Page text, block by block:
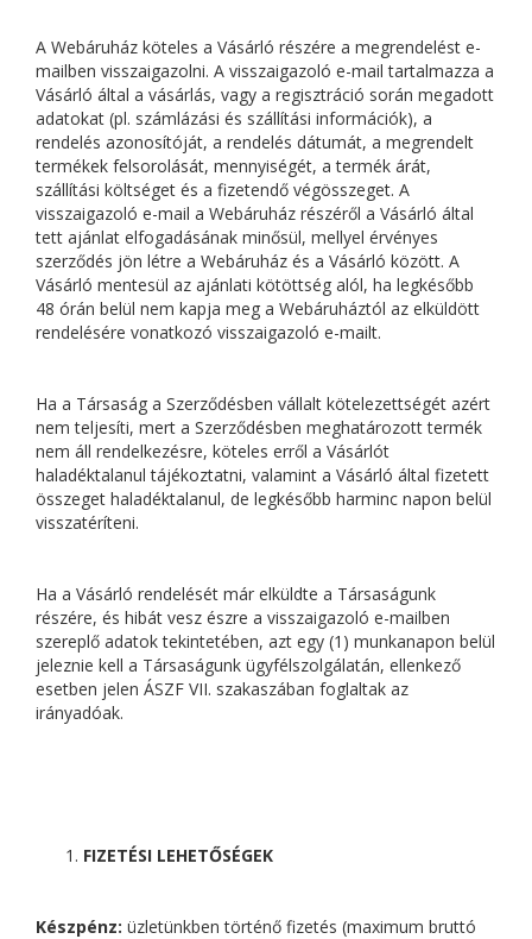
A Webáruház köteles a Vásárló részére a megrendelést e-
mailben visszaigazolni. A visszaigazoló e-mail tartalmazza a
Vásárló által a vásárlás, vagy a regisztráció során megadott
adatokat (pl. számlázási és szállítási információk), a
rendelés azonosítóját, a rendelés dátumát, a megrendelt
termékek felsorolását, mennyiségét, a termék árát,
szállítási költséget és a fizetendő végösszeget. A
visszaigazoló e-mail a Webáruház részéről a Vásárló által
tett ajánlat elfogadásának minősül, mellyel érvényes
szerződés jön létre a Webáruház és a Vásárló között. A
Vásárló mentesül az ajánlati kötöttség alól, ha legkésőbb
48 órán belül nem kapja meg a Webáruháztól az elküldött
rendelésére vonatkozó visszaigazoló e-mailt.
Ha a Társaság a Szerződésben vállalt kötelezettségét azért
nem teljesíti, mert a Szerződésben meghatározott termék
nem áll rendelkezésre, köteles erről a Vásárlót
haladéktalanul tájékoztatni, valamint a Vásárló által fizetett
összeget haladéktalanul, de legkésőbb harminc napon belül
visszatéríteni.
Ha a Vásárló rendelését már elküldte a Társaságunk
részére, és hibát vesz észre a visszaigazoló e-mailben
szereplő adatok tekintetében, azt egy (1) munkanapon belül
jeleznie kell a Társaságunk ügyfélszolgálatán, ellenkező
esetben jelen ÁSZF VII. szakaszában foglaltak az
irányadóak.
FIZETÉSI LEHETŐSÉGEK
Készpénz: üzletünkben történő fizetés (maximum bruttó